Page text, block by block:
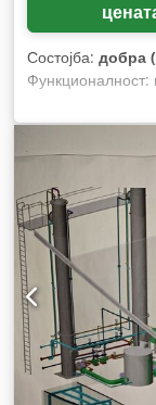
Состојба: добра
Функционалност: